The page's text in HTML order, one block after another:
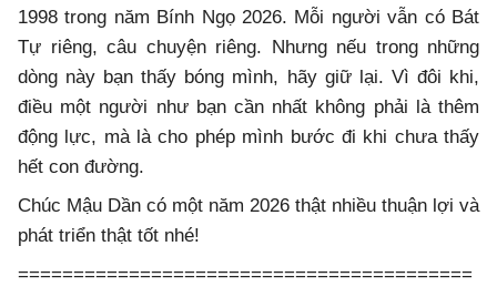
1998 trong năm Bính Ngọ 2026. Mỗi người vẫn có Bát
Tự riêng, câu chuyện riêng. Nhưng nếu trong những
dòng này bạn thấy bóng mình, hãy giữ lại. Vì đôi khi,
điều một người như bạn cần nhất không phải là thêm
động lực, mà là cho phép mình bước đi khi chưa thấy
hết con đường.
Chúc Mậu Dần có một năm 2026 thật nhiều thuận lợi và
phát triển thật tốt nhé!
=========================================